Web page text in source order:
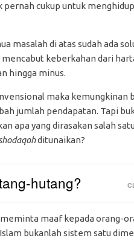
cukup untuk
masalah di atas sudah ada
keberkahan dari
hingga minus.
maka kemungkinan
jumlah pendapatan. Tapi
apa yang dirasakan salah
ditunaikan?
hutang?
maaf kepada orang-
bukanlah sistem satu